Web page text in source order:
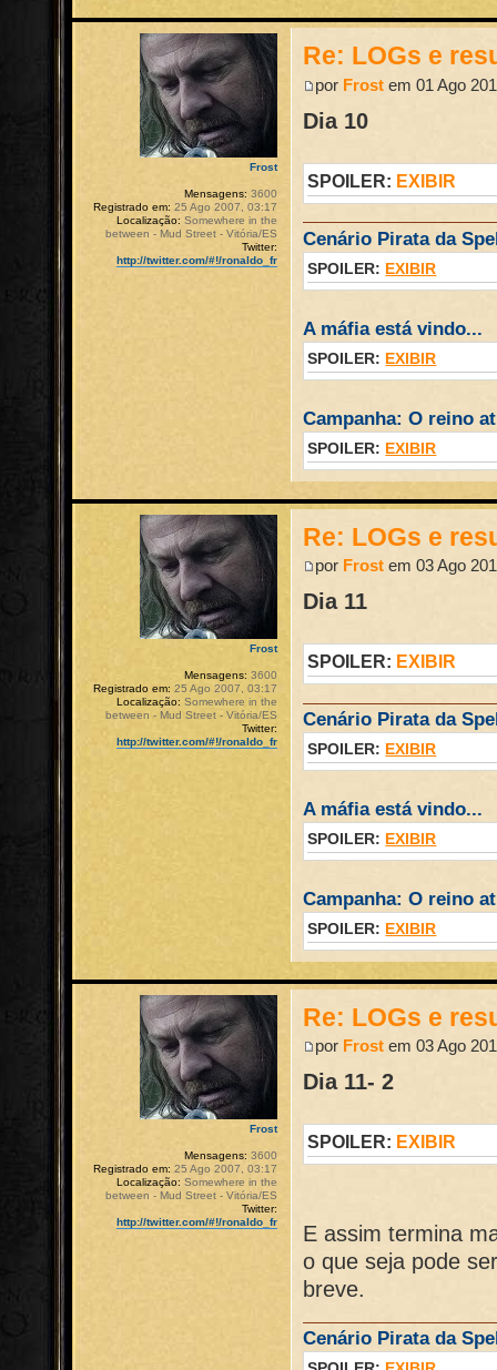
Re: LOGs e
por Frost em 01 Ago
Dia 10
SPOILER: EXIBIR
Cenário Pirata da
SPOILER: EXIBIR
A máfia está vindo...
SPOILER: EXIBIR
Campanha: O reino
SPOILER: EXIBIR
Frost
Mensagens: 3600
Registrado em: 25 Ago 2007, 03:17
Localização: Somewhere in the
between - Mud Street - Vitória/ES
Twitter:
http://twitter.com/#!/ronaldo_fr
Re: LOGs e
por Frost em 03 Ago
Dia 11
SPOILER: EXIBIR
Cenário Pirata da
SPOILER: EXIBIR
A máfia está vindo...
SPOILER: EXIBIR
Campanha: O reino
SPOILER: EXIBIR
Frost
Mensagens: 3600
Registrado em: 25 Ago 2007, 03:17
Localização: Somewhere in the
between - Mud Street - Vitória/ES
Twitter:
http://twitter.com/#!/ronaldo_fr
Re: LOGs e
por Frost em 03 Ago
Dia 11- 2
SPOILER: EXIBIR
E assim termina
o que seja pode
breve.
Cenário Pirata da
Frost
Mensagens: 3600
Registrado em: 25 Ago 2007, 03:17
Localização: Somewhere in the
between - Mud Street - Vitória/ES
Twitter:
http://twitter.com/#!/ronaldo_fr